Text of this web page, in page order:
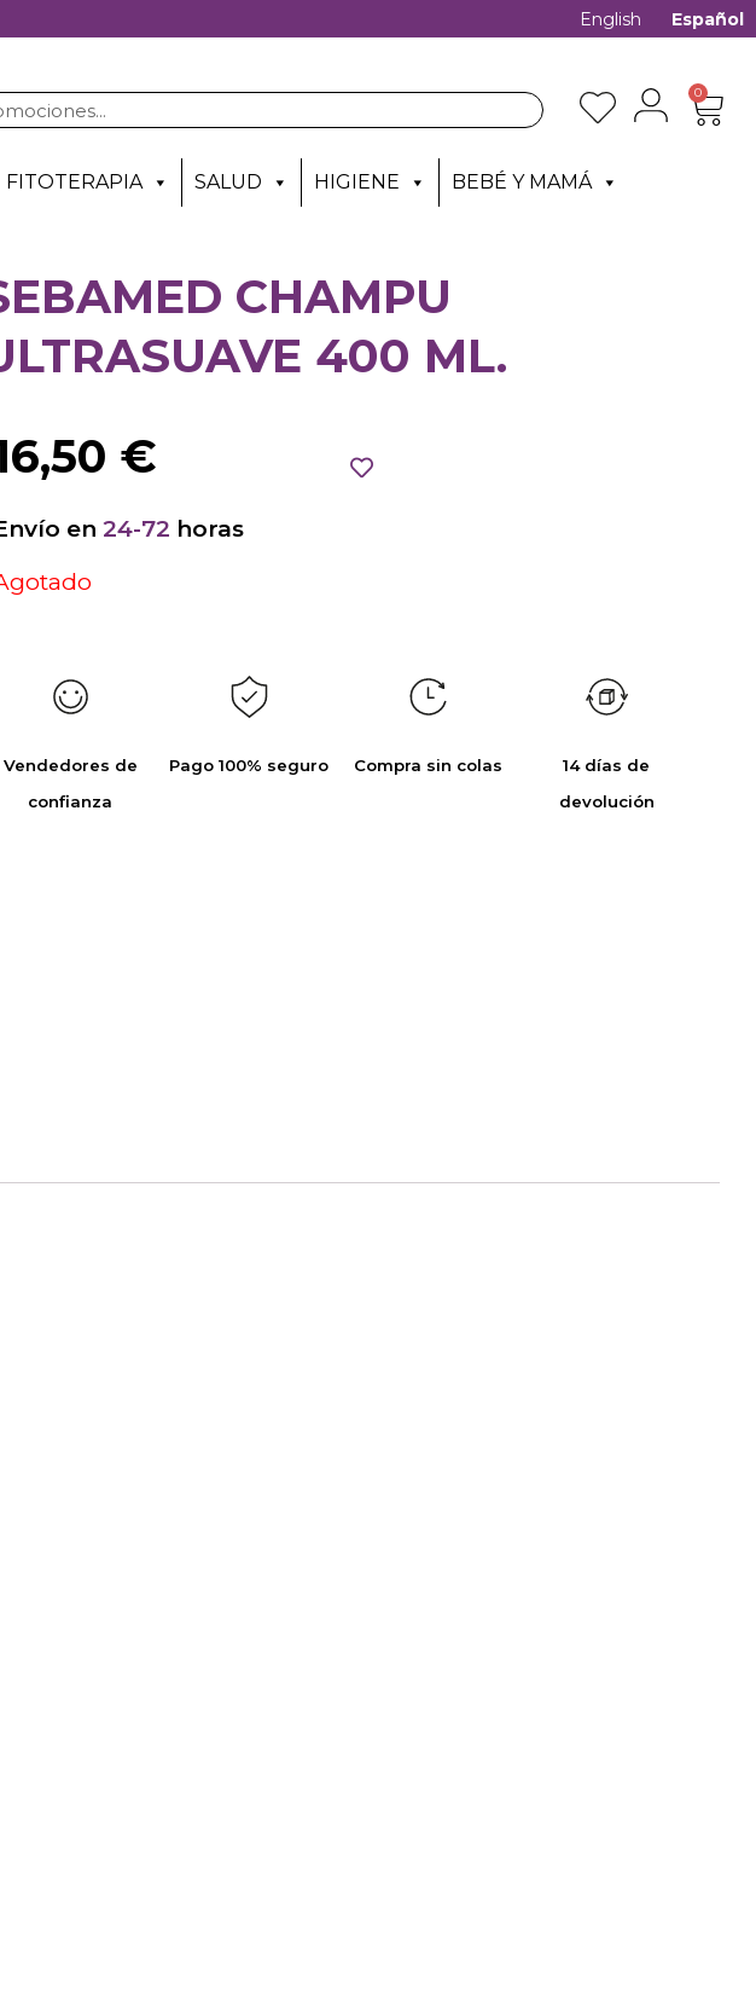
English Español
0
FITOTERAPIA SALUD HIGIENE BEBÉ Y MAMÁ
CHAMPU
400 ML.
€
en 24-72 horas
Vendedores de
confianza
Pago 100% seguro Compra sin colas
14 días de
devolución